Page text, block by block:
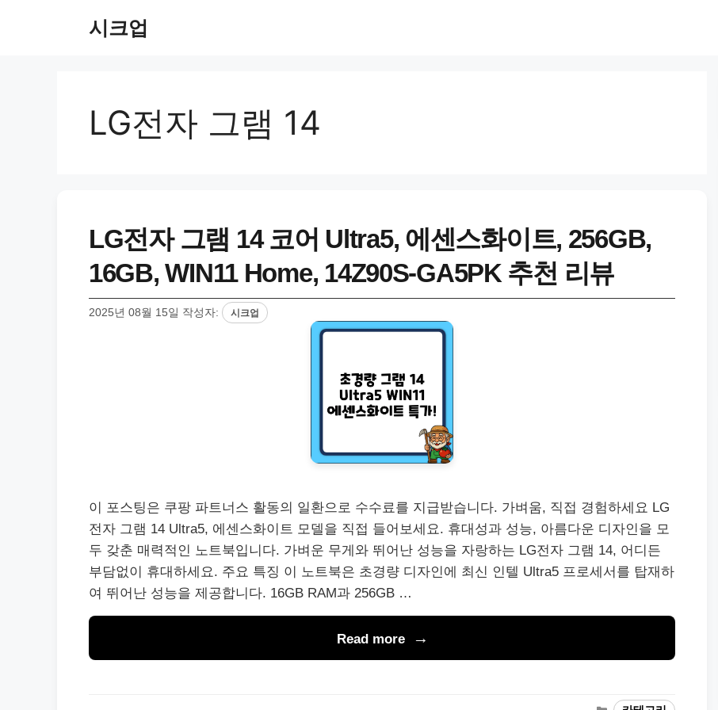
시크업
LG전자 그램 14
LG전자 그램 14 코어 Ultra5, 에센스화이트, 256GB,
16GB, WIN11 Home, 14Z90S-GA5PK 추천 리뷰
2025년 08월 15일 작성자: 시크업
이 포스팅은 쿠팡 파트너스 활동의 일환으로 수수료를 지급받습니다. 가벼움, 직접 경험하세요 LG
전자 그램 14 Ultra5, 에센스화이트 모델을 직접 들어보세요. 휴대성과 성능, 아름다운 디자인을 모
두 갖춘 매력적인 노트북입니다. 가벼운 무게와 뛰어난 성능을 자랑하는 LG전자 그램 14, 어디든
부담없이 휴대하세요. 주요 특징 이 노트북은 초경량 디자인에 최신 인텔 Ultra5 프로세서를 탑재하
여 뛰어난 성능을 제공합니다. 16GB RAM과 256GB …
Read more